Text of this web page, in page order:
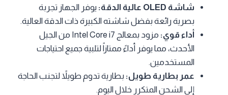
شاشة OLED عالية الدقة:
يوفر الجهاز تجربة
بصرية رائعة بفضل شاشته الكبيرة ذات الدقة العالية.
أداء قوي:
مزود بمعالج Intel Core i7 من الجيل
الأحدث، مما يوفر أداءً ممتازاً لتلبية جميع احتياجات
المستخدمين.
عمر بطارية طويل: بطارية تدوم طويلاً لتجنب الحاجة
إلى الشحن المتكرر خلال اليوم.